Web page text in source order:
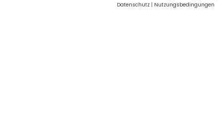
Datenschutz | Nutzungsbedingungen